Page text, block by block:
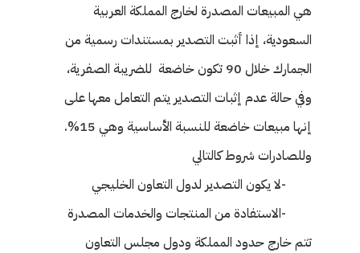
هي المبيعات المصدرة لخارج المملكة العربية
السعودية، إذا أثبت التصدير بمستندات رسمية من
الجمارك خلال 90 تكون خاضعة للضريبة الصفرية،
وفي حالة عدم إثبات التصدير يتم التعامل معها على
إنها مبيعات خاضعة للنسبة الأساسية وهي 15%.
وللصادرات شروط كالتالي
-لا يكون التصدير لدول التعاون الخليجي
-الاستفادة من المنتجات والخدمات المصدرة
تتم خارج حدود المملكة ودول مجلس التعاون